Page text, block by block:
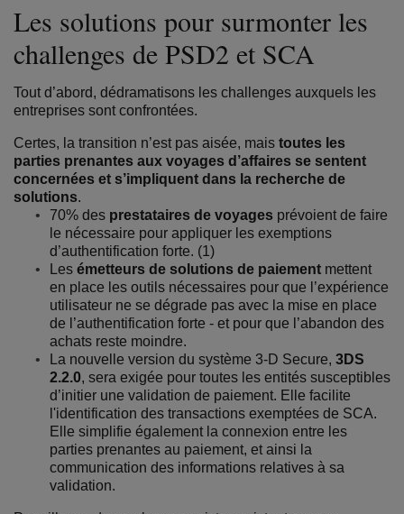
Les solutions pour surmonter les
challenges de PSD2 et SCA
Tout d’abord, dédramatisons les challenges auxquels les
entreprises sont confrontées.
Certes, la transition n’est pas aisée, mais toutes les
parties prenantes aux voyages d’affaires se sentent
concernées et s’impliquent dans la recherche de
solutions.
70% des prestataires de voyages prévoient de faire
le nécessaire pour appliquer les exemptions
d’authentification forte. (1)
Les émetteurs de solutions de paiement mettent
en place les outils nécessaires pour que l’expérience
utilisateur ne se dégrade pas avec la mise en place
de l’authentification forte - et pour que l’abandon des
achats reste moindre.
La nouvelle version du système 3-D Secure, 3DS
2.2.0, sera exigée pour toutes les entités susceptibles
d’initier une validation de paiement. Elle facilite
l'identification des transactions exemptées de SCA.
Elle simplifie également la connexion entre les
parties prenantes au paiement, et ainsi la
communication des informations relatives à sa
validation.